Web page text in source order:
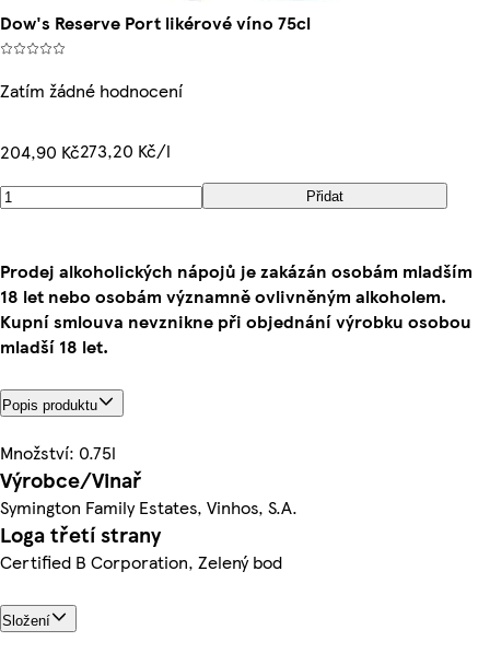
Dow's Reserve Port likérové víno 75cl
Zatím žádné hodnocení
204,90 Kč273,20 Kč/l
Přidat
Prodej alkoholických nápojů je zakázán osobám mladším
18 let nebo osobám významně ovlivněným alkoholem.
Kupní smlouva nevznikne při objednání výrobku osobou
mladší 18 let.
Popis produktu
Množství: 0.75l
Výrobce/Vinař
Symington Family Estates, Vinhos, S.A.
Loga třetí strany
Certified B Corporation, Zelený bod
Složení